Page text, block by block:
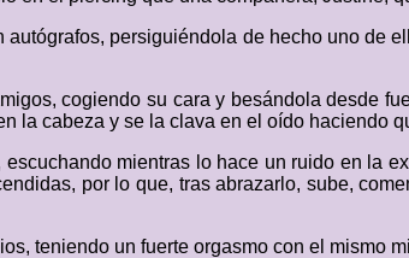
persiguiéndola de hecho uno de
cogiendo su cara y besándola desde
la cabeza y se la clava en el oído haciendo
mientras lo hace un ruido en la
por lo que, tras abrazarlo, sube,
teniendo un fuerte orgasmo con el mismo